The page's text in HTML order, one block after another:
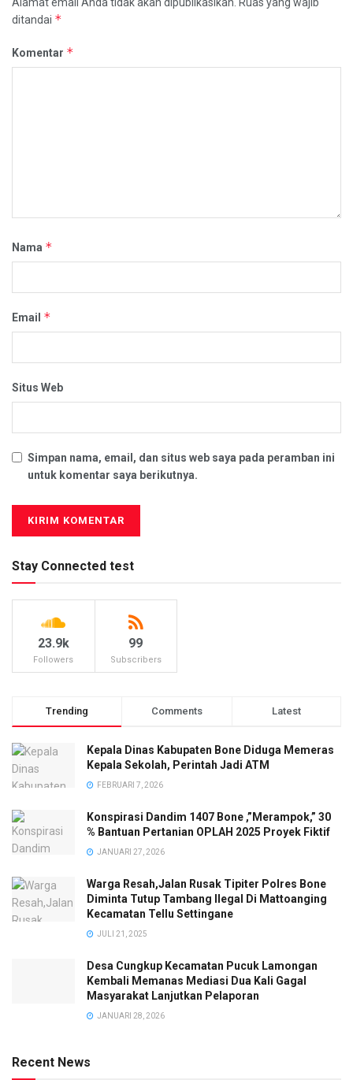
ditandai *
Komentar *
Nama *
Email *
Situs Web
Simpan nama, email, dan situs web saya pada peramban ini
untuk komentar saya berikutnya.
Stay Connected test
23.9k
Followers
99
Subscribers
Trending Comments Latest
Kepala Dinas Kabupaten Bone Diduga Memeras
Kepala Sekolah, Perintah Jadi ATM
FEBRUARI 7, 2026
Konspirasi Dandim 1407 Bone ,”Merampok,” 30
% Bantuan Pertanian OPLAH 2025 Proyek Fiktif
JANUARI 27, 2026
Warga Resah,Jalan Rusak Tipiter Polres Bone
Diminta Tutup Tambang Ilegal Di Mattoanging
Kecamatan Tellu Settingane
JULI 21, 2025
Desa Cungkup Kecamatan Pucuk Lamongan
Kembali Memanas Mediasi Dua Kali Gagal
Masyarakat Lanjutkan Pelaporan
JANUARI 28, 2026
Recent News